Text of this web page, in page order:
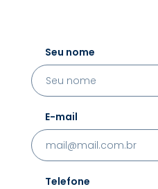
Seu nome
E-mail
Telefone